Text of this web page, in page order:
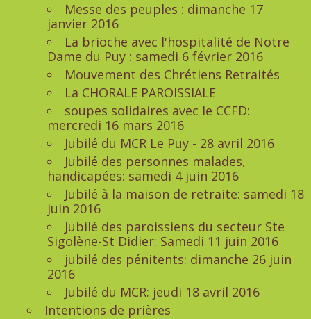
Messe des peuples : dimanche 17
janvier 2016
La brioche avec l'hospitalité de Notre
Dame du Puy : samedi 6 février 2016
Mouvement des Chrétiens Retraités
La CHORALE PAROISSIALE
soupes solidaires avec le CCFD:
mercredi 16 mars 2016
Jubilé du MCR Le Puy - 28 avril 2016
Jubilé des personnes malades,
handicapées: samedi 4 juin 2016
Jubilé à la maison de retraite: samedi 18
juin 2016
Jubilé des paroissiens du secteur Ste
Sigolène-St Didier: Samedi 11 juin 2016
jubilé des pénitents: dimanche 26 juin
2016
Jubilé du MCR: jeudi 18 avril 2016
Intentions de prières